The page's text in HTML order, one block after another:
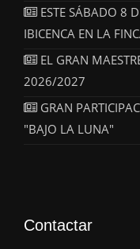
ESTE SÁBADO 8
IBICENCA EN LA
EL GRAN
2026/2027
GRAN
"BAJO LA LUNA"
Contactar